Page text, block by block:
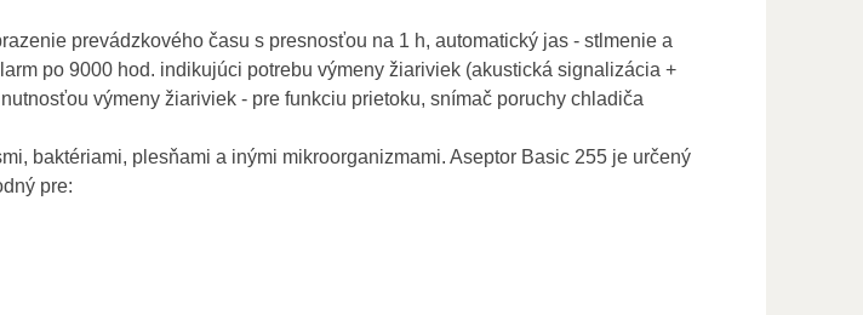
prevádzkového času s presnosťou na 1 h, automatický jas - stlmenie a
po 9000 hod. indikujúci potrebu výmeny žiariviek (akustická signalizácia +
výmeny žiariviek - pre funkciu prietoku, snímač poruchy chladiča
baktériami, plesňami a inými mikroorganizmami. Aseptor Basic 255 je určený
pre: